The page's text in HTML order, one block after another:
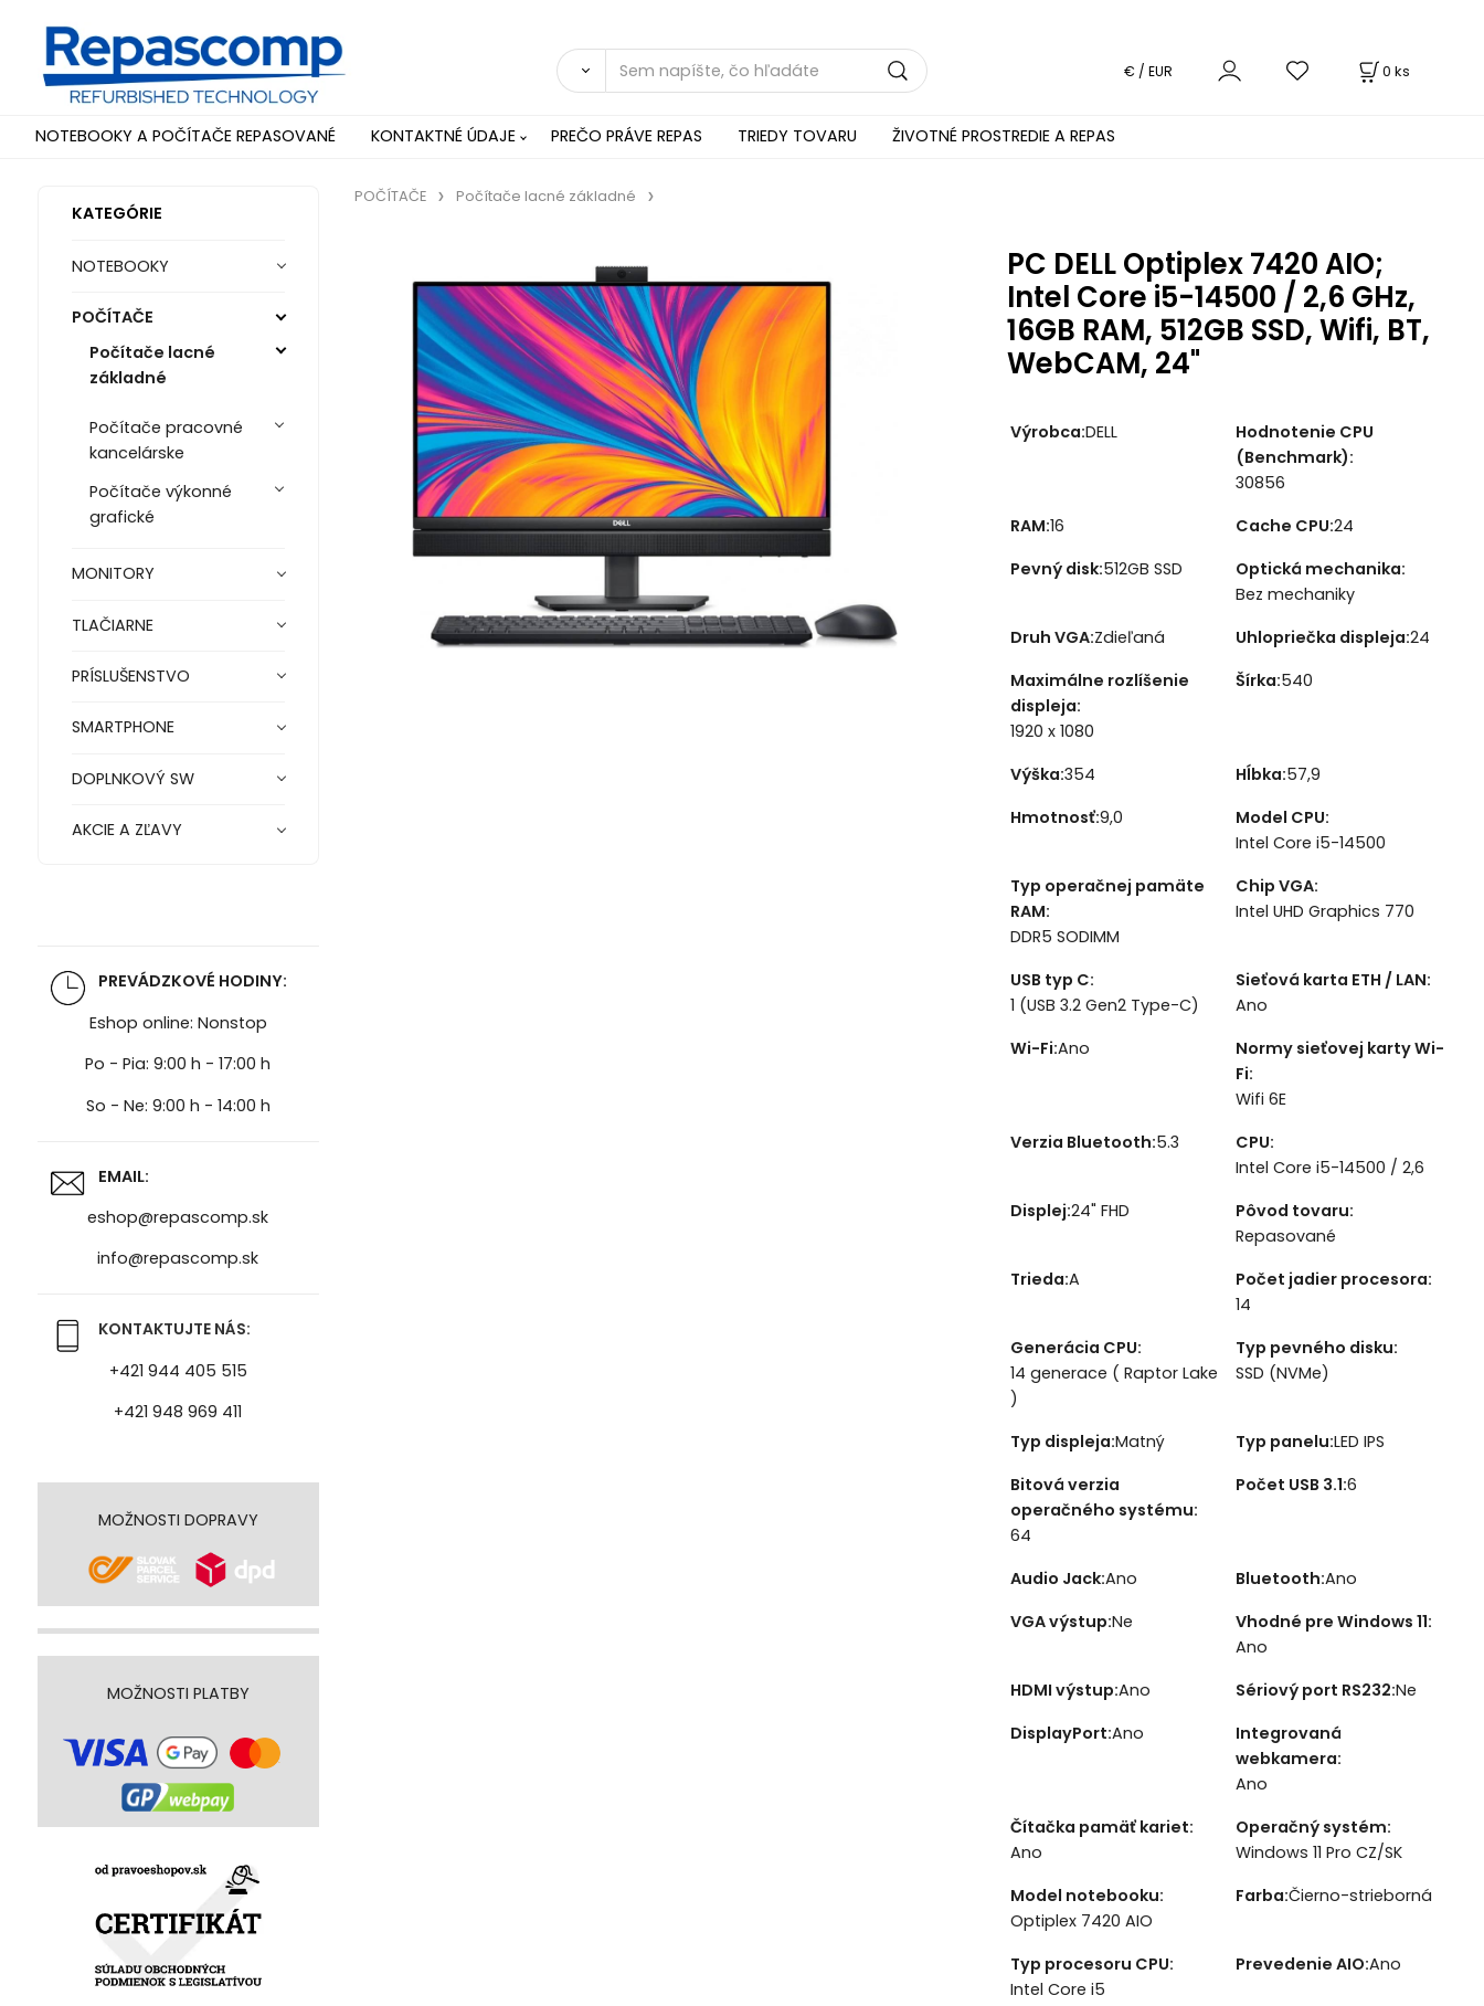
0 ks
€ / EUR
NOTEBOOKY A POČÍTAČE REPASOVANÉ KONTAKTNÉ ÚDAJE PREČO PRÁVE REPAS TRIEDY TOVARU ŽIVOTNÉ PROSTREDIE A REPAS
KATEGÓRIE
NOTEBOOKY
POČÍTAČE
Počítače lacné
základné
Počítače pracovné
kancelárske
Počítače výkonné
grafické
MONITORY
TLAČIARNE
PRÍSLUŠENSTVO
SMARTPHONE
DOPLNKOVÝ SW
AKCIE A ZĽAVY
PREVÁDZKOVÉ HODINY:
Eshop online: Nonstop
Po - Pia: 9:00 h - 17:00 h
So - Ne: 9:00 h - 14:00 h
EMAIL:
eshop@repascomp.sk
info@repascomp.sk
KONTAKTUJTE NÁS:
+421 944 405 515
+421 948 969 411
MOŽNOSTI DOPRAVY
MOŽNOSTI PLATBY
POČÍTAČE Počítače lacné základné
PC DELL Optiplex 7420 AIO;
Intel Core i5-14500 / 2,6 GHz,
16GB RAM, 512GB SSD, Wifi, BT,
WebCAM, 24"
Výrobca:DELL
Hodnotenie CPU
(Benchmark):
30856
RAM:16 Cache CPU:24
Pevný disk:512GB SSD Optická mechanika:
Bez mechaniky
Druh VGA:Zdieľaná Uhlopriečka displeja:24
Maximálne rozlíšenie
displeja:
1920 x 1080
Šírka:540
Výška:354 Hĺbka:57,9
Hmotnosť:9,0 Model CPU:
Intel Core i5-14500
Typ operačnej pamäte
RAM:
DDR5 SODIMM
Chip VGA:
Intel UHD Graphics 770
USB typ C:
1 (USB 3.2 Gen2 Type-C)
Sieťová karta ETH / LAN:
Ano
Wi-Fi:Ano
Normy sieťovej karty Wi-
Fi:
Wifi 6E
Verzia Bluetooth:5.3 CPU:
Intel Core i5-14500 / 2,6
Displej:24" FHD Pôvod tovaru:
Repasované
Trieda:A Počet jadier procesora:
14
Generácia CPU:
14 generace ( Raptor Lake
)
Typ pevného disku:
SSD (NVMe)
Typ displeja:Matný Typ panelu:LED IPS
Bitová verzia
operačného systému:
64
Počet USB 3.1:6
Audio Jack:Ano Bluetooth:Ano
VGA výstup:Ne Vhodné pre Windows 11:
Ano
HDMI výstup:Ano Sériový port RS232:Ne
DisplayPort:Ano
Integrovaná
webkamera:
Ano
Čítačka pamäť kariet:
Ano
Operačný systém:
Windows 11 Pro CZ/SK
Model notebooku:
Optiplex 7420 AIO
Farba:Čierno-strieborná
Typ procesoru CPU:
Intel Core i5
Prevedenie AIO:Ano